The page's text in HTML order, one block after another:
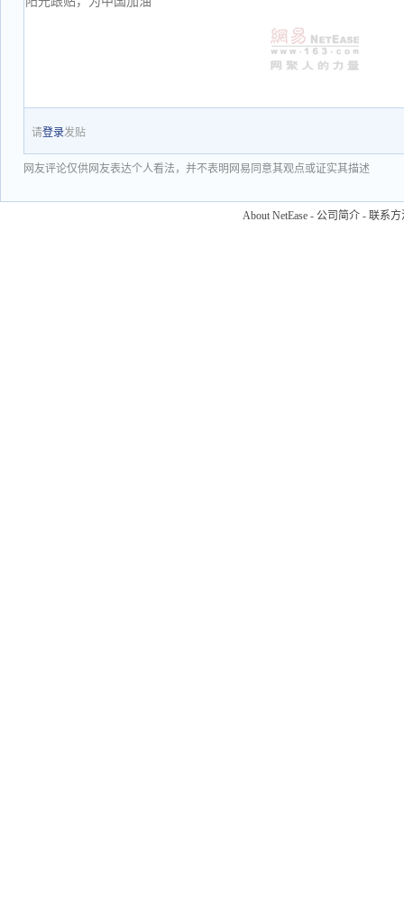
请登录发贴
网友评论仅供网友表达个人看法，并不表明网易同意其观点或证实其描述
About NetEase - 公司简介 - 联系方